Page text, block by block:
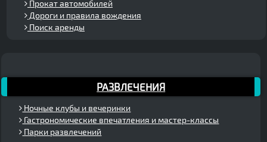
Прокат автомобилей
Дороги и правила вождения
Поиск аренды
РАЗВЛЕЧЕНИЯ
Ночные клубы и вечеринки
Гастрономические впечатления и мастер-классы
Парки развлечений